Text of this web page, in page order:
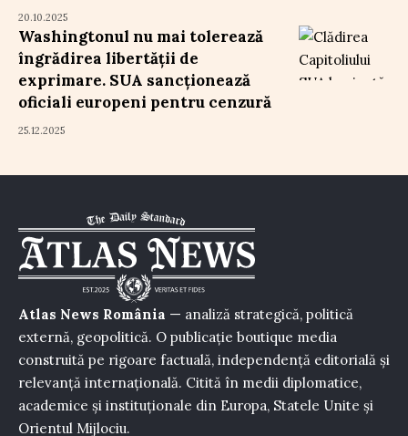
20.10.2025
Washingtonul nu mai tolerează
îngrădirea libertății de
exprimare. SUA sancționează
oficiali europeni pentru cenzură
25.12.2025
Atlas News România — analiză strategică, politică
externă, geopolitică. O publicație boutique media
construită pe rigoare factuală, independență editorială și
relevanță internațională. Citită în medii diplomatice,
academice și instituționale din Europa, Statele Unite și
Orientul Mijlociu.